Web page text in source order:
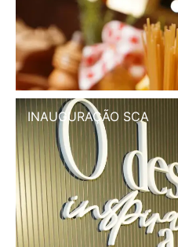
INAUGURAÇÃO SCA